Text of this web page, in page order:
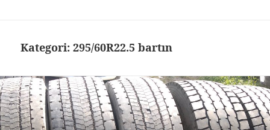
Kategori:295/60R22.5 bartın